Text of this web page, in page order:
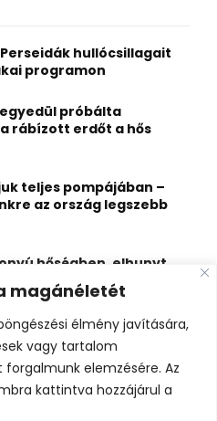
magánéletét
élmény javítására,
vagy tartalom
elemzésére. Az
kattintva hozzájárul a
hullócsillagait
programon
próbálta
rábízott erdőt a hős
teljes pompájában –
az ország legszebb
hőségben, elhunyt
horvát
honfoglaláskori
megyében – videóval